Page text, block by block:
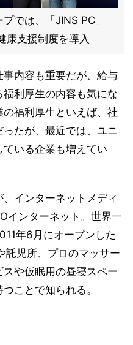
では、「JINS PC」
康支援制度を導入
内容も重要だが、給与
利厚生の内容も気にな
福利厚生といえば、社
たが、最近では、ユニ
いる企業も増えてい
インターネットメディ
インターネット。世界一
年6月にオープンした
託児所、プロのマッサー
や仮眠用の昼寝スペー
ことで知られる。